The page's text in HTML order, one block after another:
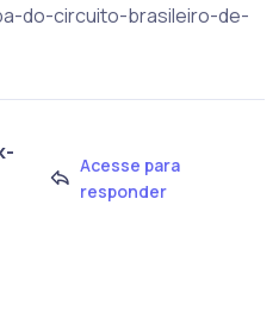
do-circuito-brasileiro-de-
Acesse para
responder